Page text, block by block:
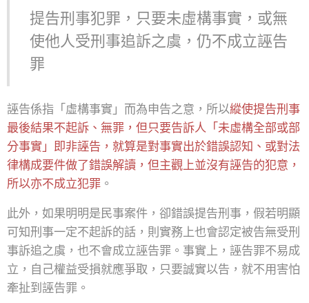
提告刑事犯罪，只要未虛構事實，或無
使他人受刑事追訴之虞，仍不成立誣告
罪
誣告係指「虛構事實」而為申告之意，所以縱使提告刑事
最後結果不起訴、無罪，但只要告訴人「未虛構全部或部
分事實」即非誣告，就算是對事實出於錯誤認知、或對法
律構成要件做了錯誤解讀，但主觀上並沒有誣告的犯意，
所以亦不成立犯罪 。
此外，如果明明是民事案件，卻錯誤提告刑事，假若明顯
可知刑事一定不起訴的話，則實務上也會認定被告無受刑
事訴追之虞，也不會成立誣告罪。事實上，誣告罪不易成
立，自己權益受損就應爭取，只要誠實以告，就不用害怕
牽扯到誣告罪。